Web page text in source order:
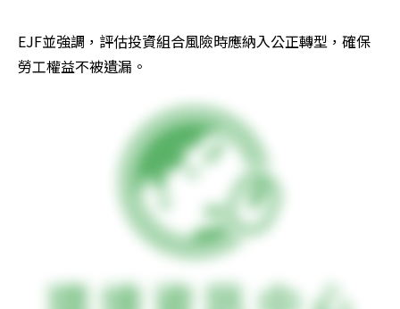
EJF並強調，評估投資組合風險時應納入公正轉型，確保
勞工權益不被遺漏。